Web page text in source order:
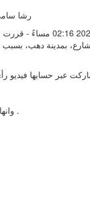
باسل النجار = الرياض
بمدينة دهب، بسبب
وانهالت التعليقات الايجابية علي الفيديو بسبب تمسكها بحلمها .